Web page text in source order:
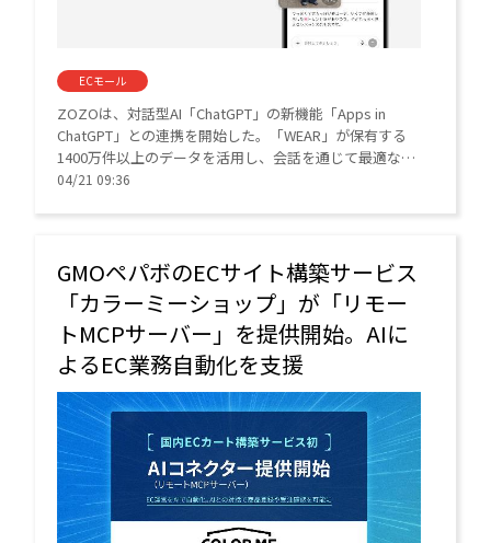
ECモール
ZOZOは、対話型AI「ChatGPT」の新機能「Apps in
ChatGPT」との連携を開始した。「WEAR」が保有する
1400万件以上のデータを活用し、会話を通じて最適なコ
ーディネートや「ZOZOTOWN」のアイテムを提案す
04/21 09:36
GMOペパボのECサイト構築サービス
「カラーミーショップ」が「リモー
トMCPサーバー」を提供開始。AIに
よるEC業務自動化を支援